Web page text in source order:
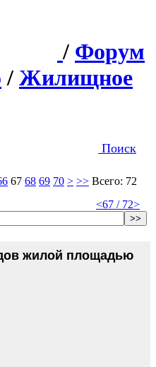
/ Форум
/ Жилищное
Поиск
67 68 69 70 > >> Всего: 72
<67 / 72>
>>
жилой площадью